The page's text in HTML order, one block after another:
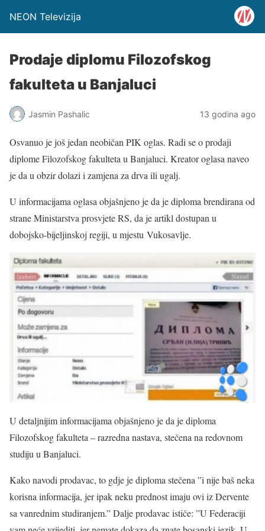
NEON Televizija
Prodaje diplomu Filozofskog
fakulteta u Banjaluci
Jasmin Pashalic 13 godina ago
Osvanuo je još jedan neobičan PIK oglas. Radi se o prodaji
diplome Filozofskog fakulteta u Banjaluci. Kreator oglasa naveo
je da u obzir dolazi i zamjena za drva ili ugalj.
U informacijama oglasa objašnjeno je da je diploma brendirana od
strane Ministarstva prosvjete RS, da je artikl dostupan u
dobojsko-bijeljinskoj regiji, u mjestu Vukosavlje.
U detaljnijim informacijama objašnjeno je da je diploma
Filozofskog fakulteta – razredna nastava, stečena na redovnom
studiju u Banjaluci.
Kako navodi prodavac, to gdje je diploma stečena ”i nije baš neka
korisna informacija, jer ipak neku prednost imaju ovi iz Dervente
sa vanrednim studiranjem.” Dalje prodavac ističe: ”U Federaciji